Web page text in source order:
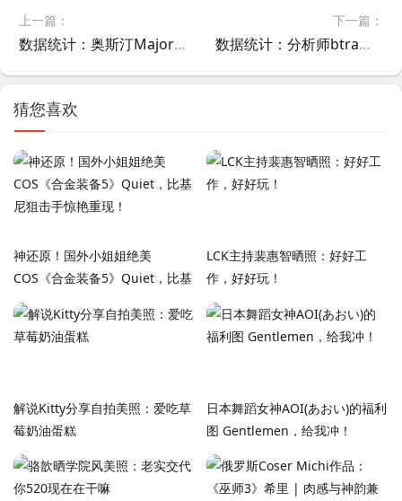
上一篇：
数据统计：奥斯汀Major第三阶段首日赛果汇总 中国战队LVG进入1-1组
下一篇：
数据统计：分析师btrams公布T1级别赛事中各地图C4安放点位偏好分布
猜您喜欢
神还原！国外小姐姐绝美
COS《合金装备5》Quiet，比基
尼狙击手惊艳重现！
LCK主持裴惠智晒照：好好工
作，好好玩！
解说Kitty分享自拍美照：爱吃草
莓奶油蛋糕
日本舞蹈女神AOI(あおい)的福利
图 Gentlemen，给我冲！